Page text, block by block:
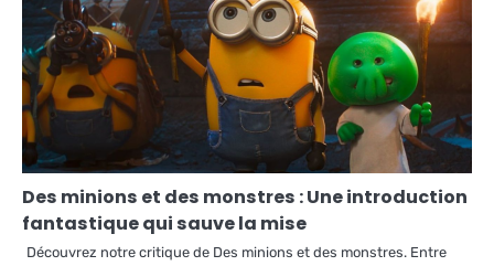
Des minions et des monstres : Une introduction
fantastique qui sauve la mise
Découvrez notre critique de Des minions et des monstres. Entre